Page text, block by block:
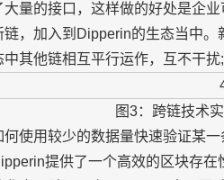
量的接口，这样做的好处是企
，加入到Dipperin的生态当中
其他链相互平行运作，互不干扰
图3：跨链技术
使用较少的数据量快速验证某
提供了一个高效的区块存